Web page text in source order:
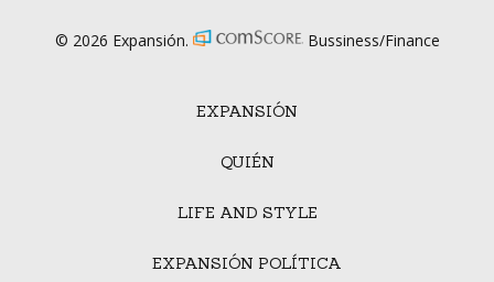
EXPANSIÓN
QUIÉN
LIFE AND STYLE
EXPANSIÓN POLÍTICA
© 2026 Expansión. Bussiness/Finance